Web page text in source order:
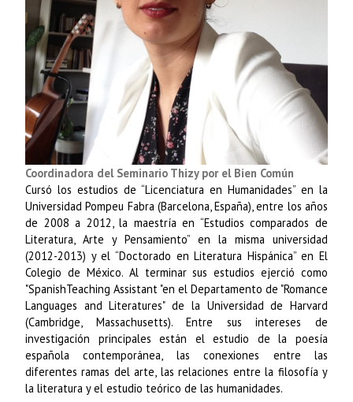
Coordinadora del Seminario Thizy por el Bien Común
Cursó los estudios de “Licenciatura en Humanidades” en la
Universidad Pompeu Fabra (Barcelona, España), entre los años
de 2008 a 2012, la maestría en “Estudios comparados de
Literatura, Arte y Pensamiento” en la misma universidad
(2012-2013) y el “Doctorado en Literatura Hispánica” en El
Colegio de México. Al terminar sus estudios ejerció como
"SpanishTeaching Assistant "en el Departamento de "Romance
Languages and Literatures" de la Universidad de Harvard
(Cambridge, Massachusetts). Entre sus intereses de
investigación principales están el estudio de la poesía
española contemporánea, las conexiones entre las
diferentes ramas del arte, las relaciones entre la filosofía y
la literatura y el estudio teórico de las humanidades.